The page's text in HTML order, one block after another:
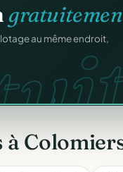
au même endroit,
.
pour chaque